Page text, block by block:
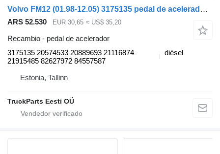
Volvo FM12 (01.98-12.05) 3175135 pedal de acelerador para Volvo FM7-FM12, FM, FMX (1998-2014) cabeza tractora
ARS 52.530 EUR 30,65 ≈ US$ 35,20
Recambio - pedal de acelerador
3175135 20574533 20889693 21116874
21915485 82627972 84557587
diésel
Estonia, Tallinn
TruckParts Eesti OÜ